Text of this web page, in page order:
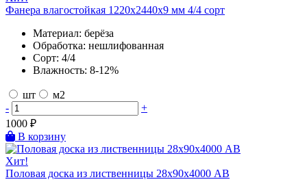
Фанера влагостойкая 1220х2440х9 мм 4/4 сорт
Материал: берёза
Обработка: нешлифованная
Сорт: 4/4
Влажность: 8-12%
шт
м2
-
+
1000 ₽
В корзину
Хит!
Половая доска из лиственницы 28х90х4000 AB